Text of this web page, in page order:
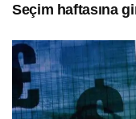
Seçim haftasına